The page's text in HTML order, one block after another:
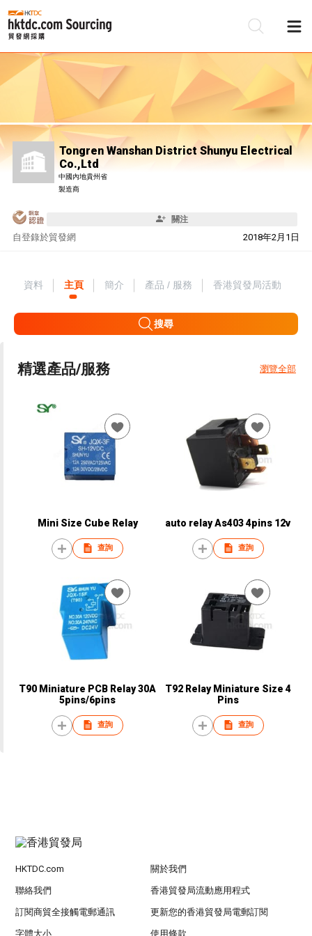
Tongren Wanshan District Shunyu Electrical
Co.,Ltd
中國內地貴州省
製造商
關注
自 2018年2月1日
登錄於貿發網
資料 主頁 簡介 產品 / 服務 香港貿發局活動
搜尋
精選產品/服務 瀏覽全部
Mini Size Cube Relay
查詢
auto relay As403 4pins 12v
查詢
T90 Miniature PCB Relay 30A
5pins/6pins
查詢
T92 Relay Miniature Size 4
Pins
查詢
HKTDC.com 關於我們
聯絡我們 香港貿發局流動應用程式
訂閱商貿全接觸電郵通訊 更新您的香港貿發局電郵訂閱
字體大小 使用條款